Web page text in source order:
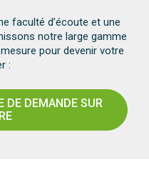
faculté d’écoute et une
notre large gamme
pour devenir votre
:
DE DEMANDE SUR